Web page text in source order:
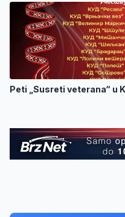
Peti „Susreti veterana“ u